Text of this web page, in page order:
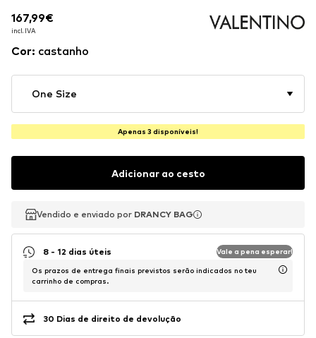
167,99€
incl. IVA
167,99€
incl. IVA
167,99€
incl. IVA
Cor: castanho
One Size
Apenas 3 disponíveis!
Adicionar ao cesto
Vendido e enviado por DRANCY BAG
Vendido e enviado por DRANCY BAG
8 - 12 dias úteis Vale a pena esperar!
Os prazos de entrega finais previstos serão indicados no teu
carrinho de compras.
30 Dias de direito de devolução